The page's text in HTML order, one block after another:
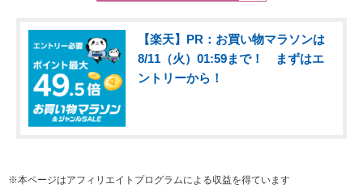
【楽天】PR：お買い物マラソンは
8/11（火）01:59まで！ まずはエ
ントリーから！
※本ページはアフィリエイトプログラムによる収益を得ています